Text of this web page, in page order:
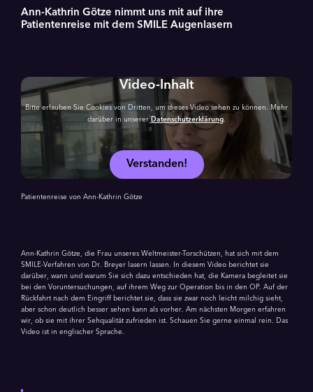
Ann-Kathrin Götze nimmt uns mit auf ihre
Patientenreise mit dem SMILE Augenlasern
Video-Inhalt
Bitte erlauben Sie Cookies von Dritten, um dieses Video sehen zu können. Mehr
darüber in unserer Datenschutzerklärung.
Verstanden!
Patientenreise von Ann-Kathrin Götze
Ann-Kathrin Götze, die Frau unseres Weltmeister-Torschützen, hat sich mit dem
SMILE-Verfahren von Dr. Breyer lasern lassen. In diesem Video berichtet sie
darüber, wann und warum Sie sich dazu entschieden hat, die Kamera begleitet sie
bei den Voruntersuchungen, auf ihrem Weg zur Operation bis in den OP. Auf der
Rückfahrt nach dem Eingriff berichtet sie, dass sie zwar noch leicht milchig sieht,
aber schon deutlich besser sehen kann als vorher. Am nächsten Morgen erfahren
wir, ob sie mit ihrer Sehqualität zufrieden ist. Schauen Sie gerne einmal rein. Das
Video ist in englischer Sprache.